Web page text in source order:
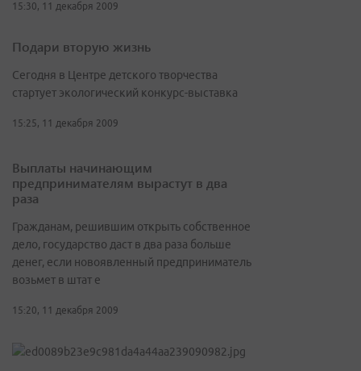
15:30, 11 декабря 2009
Подари вторую жизнь
Сегодня в Центре детского творчества
стартует экологический конкурс-выставка
15:25, 11 декабря 2009
Выплаты начинающим
предпринимателям вырастут в два
раза
Гражданам, решившим открыть собственное
дело, государство даст в два раза больше
денег, если новоявленный предприниматель
возьмет в штат е
15:20, 11 декабря 2009